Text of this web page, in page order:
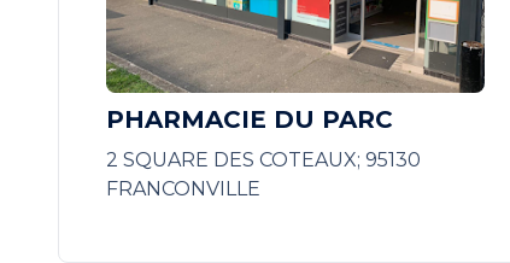
PHARMACIE DU PARC
2 SQUARE DES COTEAUX; 95130
FRANCONVILLE